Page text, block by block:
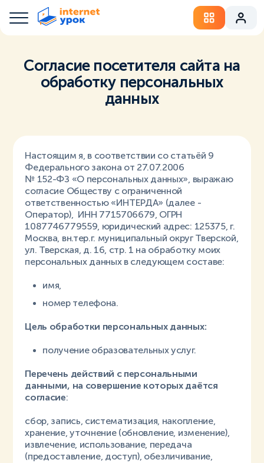
Согласие посетителя сайта на
обработку персональных
данных
Настоящим я, в соответствии со статьёй 9
Федерального закона от 27.07.2006
№ 152-ФЗ «О персональных данных», выражаю
согласие Обществу с ограниченной
ответственностью «ИНТЕРДА» (далее -
Оператор), ИНН 7715706679, ОГРН
1087746779559, юридический адрес: 125375, г.
Москва, вн.тер.г. муниципальный округ Тверской,
ул. Тверская, д. 16, стр. 1 на обработку моих
персональных данных в следующем составе:
имя,
номер телефона.
Цель обработки персональных данных:
получение образовательных услуг.
Перечень действий с персональными
данными, на совершение которых даётся
согласие:
сбор, запись, систематизация, накопление,
хранение, уточнение (обновление, изменение),
извлечение, использование, передача
(предоставление, доступ), обезличивание,